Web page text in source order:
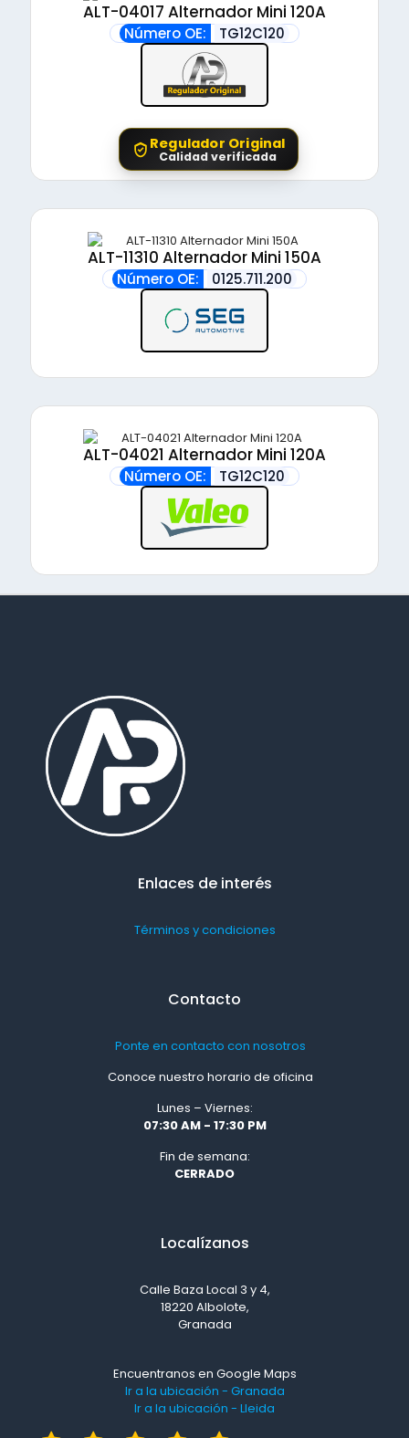
ALT-04017 Alternador Mini 120A
Número OE: TG12C120
Regulador Original
Calidad verificada
ALT-11310 Alternador Mini 150A
Número OE: 0125.711.200
ALT-04021 Alternador Mini 120A
Número OE: TG12C120
Enlaces de interés
Términos y condiciones
Contacto
Ponte en contacto con nosotros
Conoce nuestro horario de oficina
Lunes – Viernes:
07:30 AM - 17:30 PM
Fin de semana:
CERRADO
Localízanos
Calle Baza Local 3 y 4,
18220 Albolote,
Granada
Encuentranos en Google Maps
Ir a la ubicación - Granada
Ir a la ubicación - Lleida